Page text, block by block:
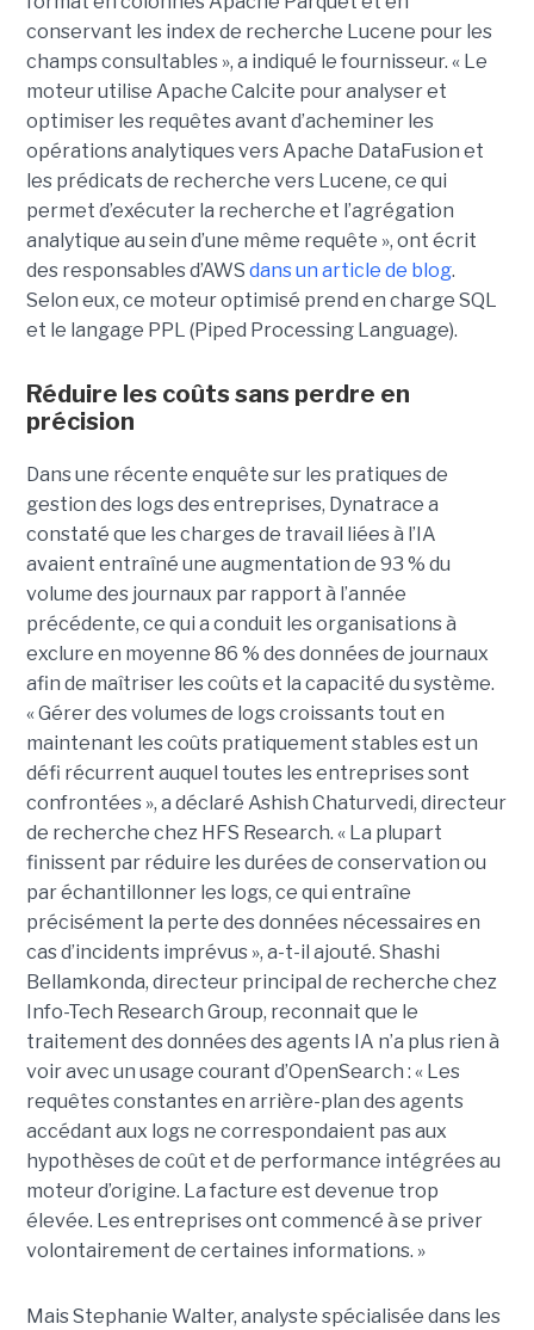
conservant les index de recherche Lucene pour les
champs consultables », a indiqué le fournisseur. « Le
moteur utilise Apache Calcite pour analyser et
optimiser les requêtes avant d’acheminer les
opérations analytiques vers Apache DataFusion et
les prédicats de recherche vers Lucene, ce qui
permet d’exécuter la recherche et l’agrégation
analytique au sein d’une même requête », ont écrit
des responsables d’AWS dans un article de blog.
Selon eux, ce moteur optimisé prend en charge SQL
et le langage PPL (Piped Processing Language).
Réduire les coûts sans perdre en
précision
Dans une récente enquête sur les pratiques de
gestion des logs des entreprises, Dynatrace a
constaté que les charges de travail liées à l’IA
avaient entraîné une augmentation de 93 % du
volume des journaux par rapport à l’année
précédente, ce qui a conduit les organisations à
exclure en moyenne 86 % des données de journaux
afin de maîtriser les coûts et la capacité du système.
« Gérer des volumes de logs croissants tout en
maintenant les coûts pratiquement stables est un
défi récurrent auquel toutes les entreprises sont
confrontées », a déclaré Ashish Chaturvedi, directeur
de recherche chez HFS Research. « La plupart
finissent par réduire les durées de conservation ou
par échantillonner les logs, ce qui entraîne
précisément la perte des données nécessaires en
cas d’incidents imprévus », a-t-il ajouté. Shashi
Bellamkonda, directeur principal de recherche chez
Info-Tech Research Group, reconnait que le
traitement des données des agents IA n’a plus rien à
voir avec un usage courant d’OpenSearch : « Les
requêtes constantes en arrière-plan des agents
accédant aux logs ne correspondaient pas aux
hypothèses de coût et de performance intégrées au
moteur d’origine. La facture est devenue trop
élevée. Les entreprises ont commencé à se priver
volontairement de certaines informations. »
Mais Stephanie Walter, analyste spécialisée dans les